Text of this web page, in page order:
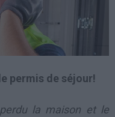
permis de séjour!
la maison et le